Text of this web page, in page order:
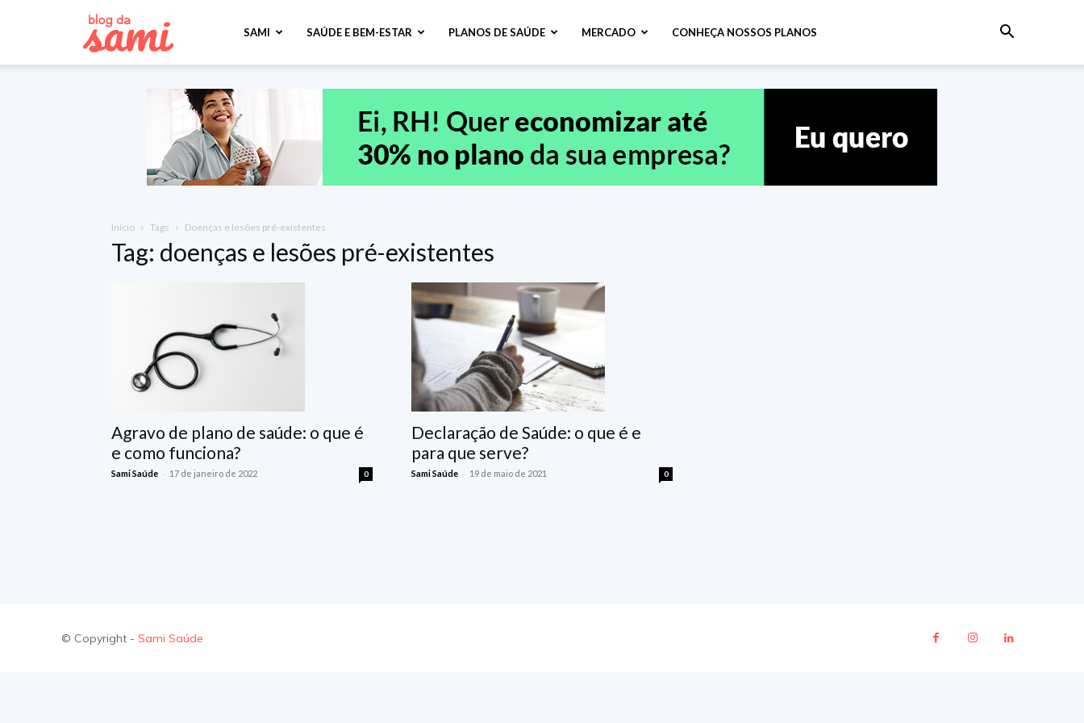
Saúde
SAMI SAÚDE E BEM-ESTAR PLANOS DE SAÚDE MERCADO CONHEÇA NOSSOS PLANOS
Início Tags Doenças e lesões pré-existentes
Tag: doenças e lesões pré-existentes
Agravo de plano de saúde: o que é
e como funciona?
Sami Saúde - 17 de janeiro de 2022 0
Declaração de Saúde: o que é e
para que serve?
Sami Saúde - 19 de maio de 2021 0
© Copyright - Sami Saúde